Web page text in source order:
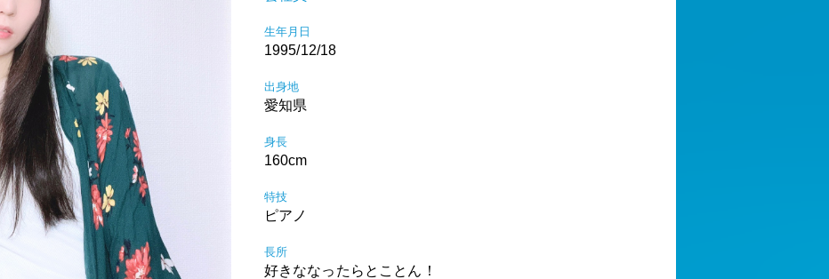
生年月日
1995/12/18
出身地
愛知県
身長
160cm
特技
ピアノ
長所
好きななったらとことん！